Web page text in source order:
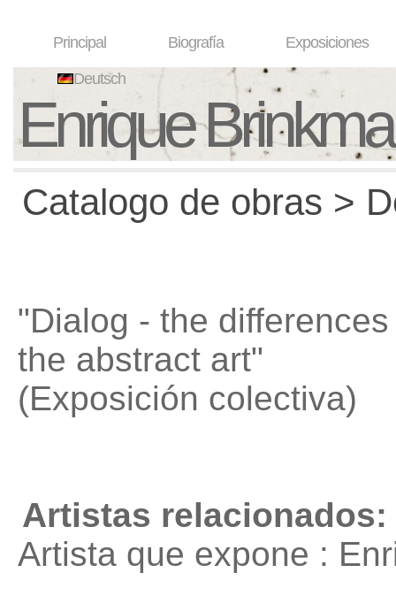
Principal Biografía Exposiciones
Deutsch
Enrique
Catalogo de obras >
"Dialog - the
the abstract art"
(Exposición colectiva)
Artistas relacionados:
Artista que expone :